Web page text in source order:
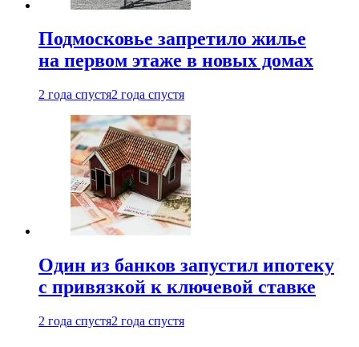
Подмосковье запретило жилье
на первом этаже в новых домах
2 года спустя2 года спустя
Один из банков запустил ипотеку
с привязкой к ключевой ставке
2 года спустя2 года спустя